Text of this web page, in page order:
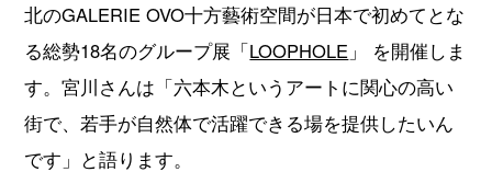
北のGALERIE OVO十方藝術空間が日本で初めてとな
る総勢18名のグループ展「LOOPHOLE 」 を開催しま
す。宮川さんは「六本木というアートに関心の高い
街で、若手が自然体で活躍できる場を提供したいん
です」と語ります。